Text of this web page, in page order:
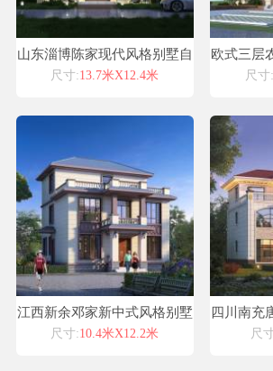
山东淄博陈家现代风格别墅自
建房设计图纸喜天下建筑设计
尺寸:13.7米X12.4米
欧式三层
尺寸:
江西新余邓家新中式风格别墅
自建房设计图纸喜天下建筑设
尺寸:10.4米X12.2米
四川南充
建房设计
尺